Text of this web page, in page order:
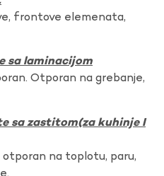
frontove elemenata,
sa laminacijom
Otporan na grebanje,
sa zastitom(za kuhinje I
na toplotu, paru,